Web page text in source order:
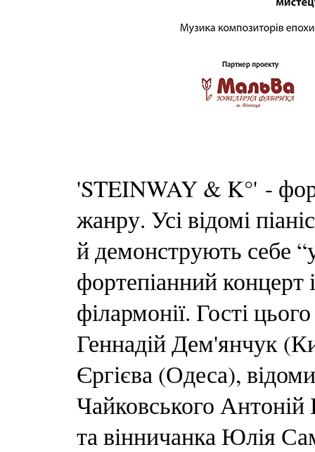
'STEINWAY & K°' -
жанру. Усі відомі
й демонструють себе
фортепіанний
філармонії. Гості
Геннадій Дем'янчук
Єргієва (Одеса),
Чайковського
та вінничанка Юлія